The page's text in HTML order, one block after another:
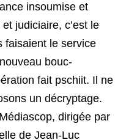
insoumise et
judiciaire, c’est le
faisaient le service
bouc-
fait pschiit. Il ne
un décryptage.
dirigée par
de Jean-Luc